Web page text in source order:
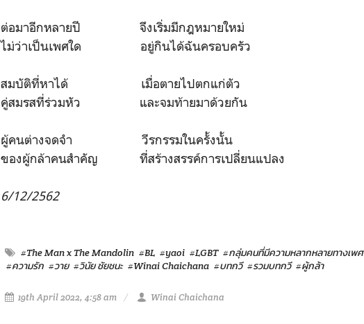
ต่อมาอีกหลายปี จึงเริ่มมีกฎหมายใหม่
ไม่ว่าเป็นเพศใด อยู่กินได้ฉันครอบครัว
สมบัติที่หาได้ เมื่อตายไปตกแก่ตัว
คู่สมรสที่ร่วมหัว และจมท้ายมาด้วยกัน
ผู้คนต่างจดจำ วีรกรรมในครั้งนั้น
ของผู้กล้าคนสำคัญ ที่สร้างสรรค์การเปลี่ยนแปลง
6/12/2562
#The Man x The Mandolin #BL #yaoi #LGBT #กลุ่มคนที่มีความหลากหลายทางเพศ
#ความรัก #วาย #วินัย ชัยชนะ #Winai Chaichana #บทกวี #รวมบทกวี #ผู้กล้า
19th April 2022, 4:58 am Winai Chaichana